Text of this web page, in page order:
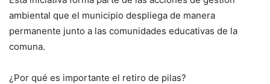
ambiental que el municipio despliega de manera
permanente junto a las comunidades educativas de la
comuna.
¿Por qué es importante el retiro de pilas?